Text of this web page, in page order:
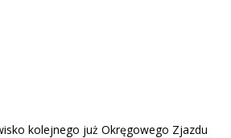
kolejnego już Okręgowego Zjazdu